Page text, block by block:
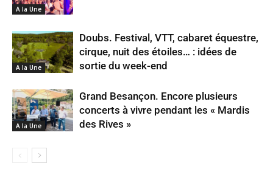
A la Une
A la Une
Doubs. Festival, VTT, cabaret équestre,
cirque, nuit des étoiles… : idées de
sortie du week-end
A la Une
Grand Besançon. Encore plusieurs
concerts à vivre pendant les « Mardis
des Rives »